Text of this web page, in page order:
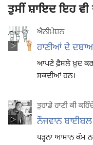
ਤੁਸੀਂ ਸ਼ਾਇਦ ਇਹ ਵੀ
ਐਨੀਮੇਸ਼ਨ
ਹਾਣੀਆਂ ਦੇ ਦਬਾਅ
ਆਪਣੇ ਫ਼ੈਸਲੇ ਖ਼ੁਦ
ਸਕਦੀਆਂ ਹਨ।
ਤੁਹਾਡੇ ਹਾਣੀ ਕੀ
ਨੌਜਵਾਨ ਬਾਈਬਲ
ਪੜ੍ਹਨਾ ਆਸਾਨ ਕੰਮ